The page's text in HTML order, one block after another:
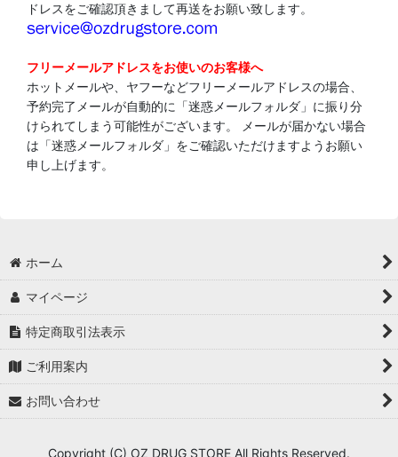
ドレスをご確認頂きまして再送をお願い致します。
フリーメールアドレスをお使いのお客様へ
ホットメールや、ヤフーなどフリーメールアドレスの場合、
予約完了メールが自動的に「迷惑メールフォルダ」に振り分
けられてしまう可能性がございます。 メールが届かない場合
は「迷惑メールフォルダ」をご確認いただけますようお願い
申し上げます。
ホーム
マイページ
特定商取引法表示
ご利用案内
お問い合わせ
Copyright (C) OZ DRUG STORE All Rights Reserved.